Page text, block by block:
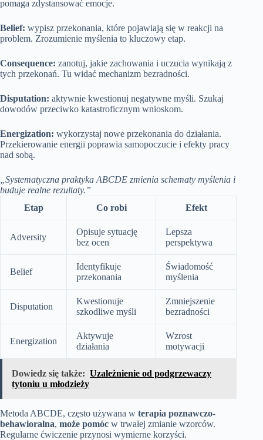
pomaga zdystansować emocje.
Belief: wypisz przekonania, które pojawiają się w reakcji na
problem. Zrozumienie myślenia to kluczowy etap.
Consequence: zanotuj, jakie zachowania i uczucia wynikają z
tych przekonań. Tu widać mechanizm bezradności.
Disputation: aktywnie kwestionuj negatywne myśli. Szukaj
dowodów przeciwko katastroficznym wnioskom.
Energization: wykorzystaj nowe przekonania do działania.
Przekierowanie energii poprawia samopoczucie i efekty pracy
nad sobą.
„Systematyczna praktyka ABCDE zmienia schematy myślenia i
buduje realne rezultaty.”
Etap
Co robi Efekt
Adversity
Opisuje sytuację
bez ocen
Lepsza
perspektywa
Belief
Identyfikuje
przekonania
Świadomość
myślenia
Disputation
Kwestionuje
szkodliwe myśli
Zmniejszenie
bezradności
Energization
Aktywuje
działania
Wzrost
motywacji
Dowiedz się także: Uzależnienie od podgrzewaczy
tytoniu u młodzieży
Metoda ABCDE, często używana w terapia poznawczo-
behawioralna, może pomóc w trwałej zmianie wzorców.
Regularne ćwiczenie przynosi wymierne korzyści.